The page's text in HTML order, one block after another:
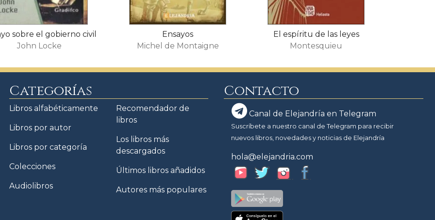
sobre el gobierno civil
John Locke
Ensayos
Michel de Montaigne
El espíritu de las leyes
Montesquieu
Categorías
Libros alfabéticamente
Libros por autor
Libros por categoría
Colecciones
Audiolibros
Recomendador de
libros
Los libros más
descargados
Últimos libros añadidos
Autores más populares
Contacto
Canal de Elejandría en Telegram
Suscríbete a nuestro canal de Telegram para recibir
nuevos libros, novedades y noticias de Elejandría
hola@elejandria.com